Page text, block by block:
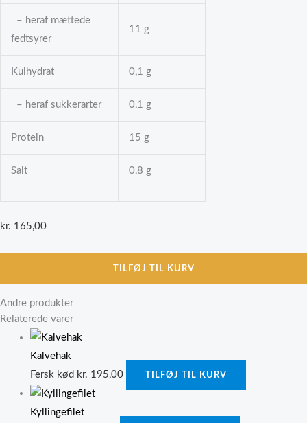
– heraf mættede
fedtsyrer
11 g
Kulhydrat 0,1 g
– heraf sukkerarter 0,1 g
Protein 15 g
Salt 0,8 g
kr. 165,00
TILFØJ TIL KURV
Andre produkter
Relaterede varer
Kalvehak
Fersk kød kr. 195,00 TILFØJ TIL KURV
Kyllingefilet